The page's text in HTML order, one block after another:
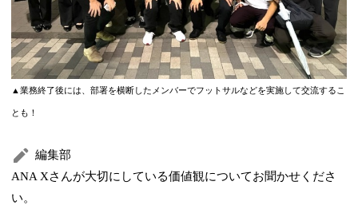
▲業務終了後には、部署を横断したメンバーでフットサルなどを実施して交流するこ
とも！
編集部
ANA Xさんが大切にしている価値観についてお聞かせくださ
い。